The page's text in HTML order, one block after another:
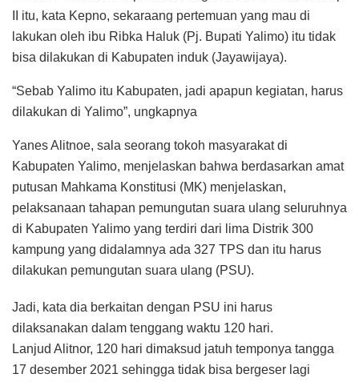
II itu, kata Kepno, sekaraang pertemuan yang mau di
lakukan oleh ibu Ribka Haluk (Pj. Bupati Yalimo) itu tidak
bisa dilakukan di Kabupaten induk (Jayawijaya).
“Sebab Yalimo itu Kabupaten, jadi apapun kegiatan, harus
dilakukan di Yalimo”, ungkapnya
Yanes Alitnoe, sala seorang tokoh masyarakat di
Kabupaten Yalimo, menjelaskan bahwa berdasarkan amat
putusan Mahkama Konstitusi (MK) menjelaskan,
pelaksanaan tahapan pemungutan suara ulang seluruhnya
di Kabupaten Yalimo yang terdiri dari lima Distrik 300
kampung yang didalamnya ada 327 TPS dan itu harus
dilakukan pemungutan suara ulang (PSU).
Jadi, kata dia berkaitan dengan PSU ini harus
dilaksanakan dalam tenggang waktu 120 hari.
Lanjud Alitnor, 120 hari dimaksud jatuh temponya tangga
17 desember 2021 sehingga tidak bisa bergeser lagi